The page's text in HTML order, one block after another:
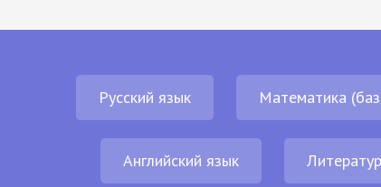
Русский язык Математика
Английский язык